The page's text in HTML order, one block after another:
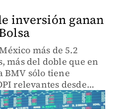
inversión ganan
más de 5.2
más del doble que en
BMV sólo tiene
relevantes desde